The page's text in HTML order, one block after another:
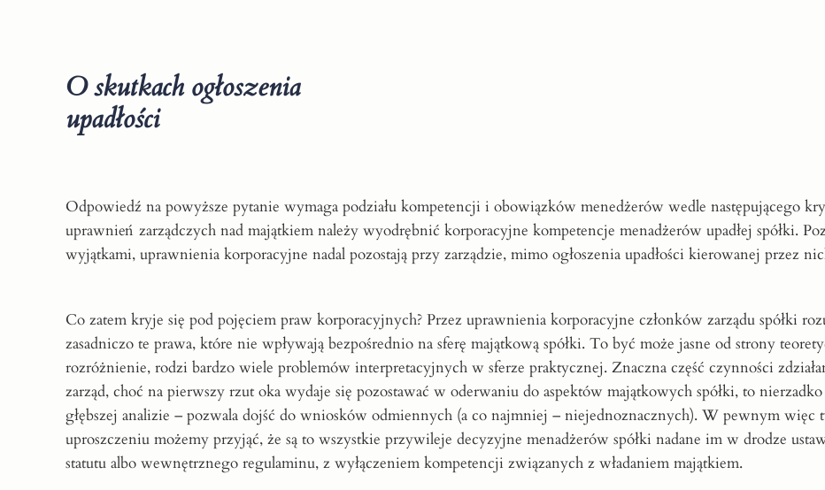
O skutkach ogłoszenia
upadłości
Odpowiedź na powyższe pytanie wymaga podziału kompetencji i obowiązków menedżerów wedle następującego
uprawnień zarządczych nad majątkiem należy wyodrębnić korporacyjne kompetencje menadżerów upadłej spółki.
wyjątkami, uprawnienia korporacyjne nadal pozostają przy zarządzie, mimo ogłoszenia upadłości kierowanej przez
Co zatem kryje się pod pojęciem praw korporacyjnych? Przez uprawnienia korporacyjne członków zarządu spółki
zasadniczo te prawa, które nie wpływają bezpośrednio na sferę majątkową spółki. To być może jasne od strony
rozróżnienie, rodzi bardzo wiele problemów interpretacyjnych w sferze praktycznej. Znaczna część czynności
zarząd, choć na pierwszy rzut oka wydaje się pozostawać w oderwaniu do aspektów majątkowych spółki, to
głębszej analizie – pozwala dojść do wniosków odmiennych (a co najmniej – niejednoznacznych). W pewnym więc
uproszczeniu możemy przyjąć, że są to wszystkie przywileje decyzyjne menadżerów spółki nadane im w drodze
statutu albo wewnętrznego regulaminu, z wyłączeniem kompetencji związanych z władaniem majątkiem.